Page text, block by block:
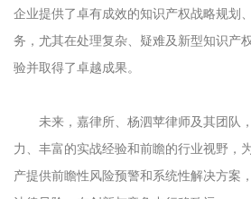
企业提供了卓有成效的知识产权战略规划
务，尤其在处理复杂、疑难及新型知识产
验并取得了卓越成果。
未来，嘉律所、杨泗苹律师及其团队
力、丰富的实战经验和前瞻的行业视野，
产提供前瞻性风险预警和系统性解决方案